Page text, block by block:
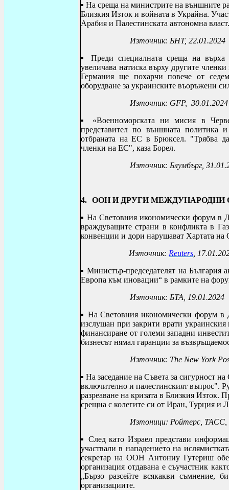
▪ На среща на министрите на външните
Близкия Изток и войната в Украйна.
Арабия и Палестинската автономна
Източник: БНТ, 22.01.2024
▪ Преди специалната среща на върха
увеличава натиска върху другите
Германия ще похарчи повече от
оборудване за украинските въоръжени
Източник: GFP, 30.01.2024
▪ «Военноморската ни мисия в
представител по външната политика
отбраната на ЕС в Брюксел. "Трябва
членки на ЕС", каза Борел.
Източник: Блумбърг,
4. ООН И ДРУГИ МЕЖДУНАРОДНИ
▪ На Световния икономически форум в
враждуващите страни в конфликта в
конвенции и дори нарушават Хартата
Източник: Reuters ,
▪Министър-председателят на България
Европа към иновации“ в рамките на
Източник: БТА, 19.01.2024
▪ На Световния икономически форум в
изслушан при закрити врати
финансиране от големи западни
бизнесът нямал гаранции за
Източник: The New York
▪ На заседание на Съвета за сигурност
включително и палестинският въпрос".
разреаване на кризата в Близкия Изток.
срещна с колегите си от Иран, Турция и
Изтоници: Ройтерс, ТАСС,
▪ След като Израелпредстави
участвали в нападението на
секретар на ООН Антониу Гутериш
организация отдавана е съучастник
„Бързо разсейте всякакви съмнение,
организациите.